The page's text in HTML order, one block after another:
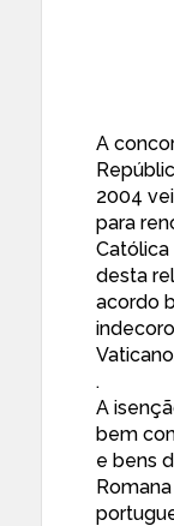
A
2004
para
desta
acordo
.
A
bem
e bens